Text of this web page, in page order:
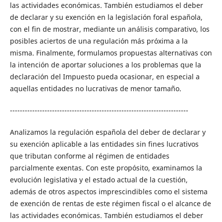
las actividades económicas. También estudiamos el deber
de declarar y su exención en la legislación foral española,
con el fin de mostrar, mediante un análisis comparativo, los
posibles aciertos de una regulación más próxima a la
misma. Finalmente, formulamos propuestas alternativas con
la intención de aportar soluciones a los problemas que la
declaración del Impuesto pueda ocasionar, en especial a
aquellas entidades no lucrativas de menor tamaño.
------------------------------------------------------------------------
Analizamos la regulación española del deber de declarar y
su exención aplicable a las entidades sin fines lucrativos
que tributan conforme al régimen de entidades
parcialmente exentas. Con este propósito, examinamos la
evolución legislativa y el estado actual de la cuestión,
además de otros aspectos imprescindibles como el sistema
de exención de rentas de este régimen fiscal o el alcance de
las actividades económicas. También estudiamos el deber